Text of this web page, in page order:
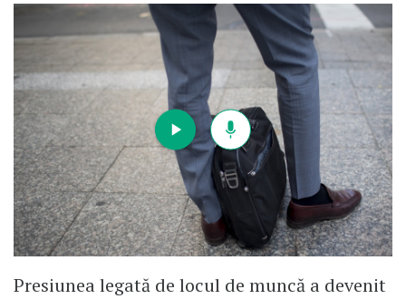
Presiunea legată de locul de muncă a devenit